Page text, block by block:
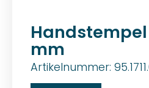
Handstempel
mm
Artikelnummer: